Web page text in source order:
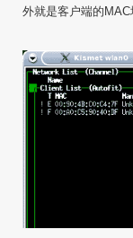
外就是客户端的MAC